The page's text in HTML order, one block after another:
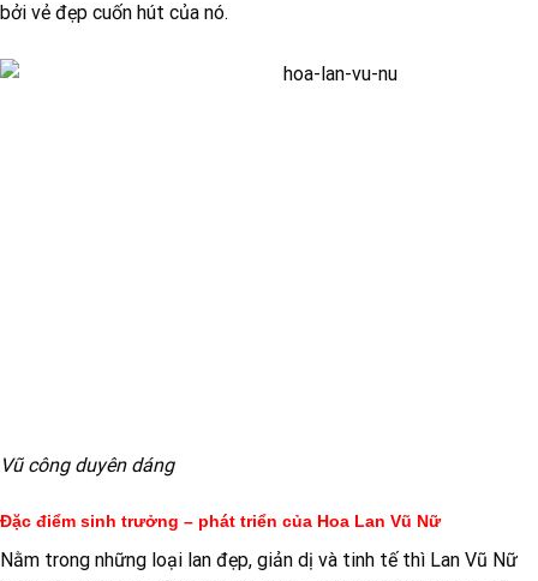
bởi vẻ đẹp cuốn hút của nó.
Vũ công duyên dáng
Đặc điểm sinh trưởng – phát triển của Hoa Lan Vũ Nữ
Nằm trong những loại lan đẹp, giản dị và tinh tế thì Lan Vũ Nữ